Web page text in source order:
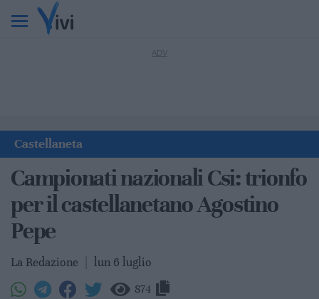
Castellaneta
Campionati nazionali Csi: trionfo
per il castellanetano Agostino
Pepe
La Redazione lun 6 luglio
874